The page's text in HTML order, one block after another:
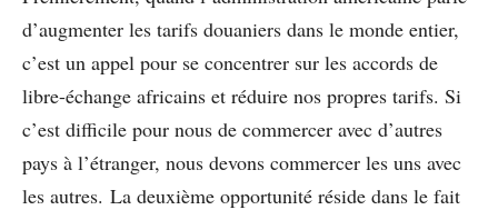
d’augmenter les tarifs douaniers dans le monde entier,
c’est un appel pour se concentrer sur les accords de
libre-échange africains et réduire nos propres tarifs. Si
c’est difficile pour nous de commercer avec d’autres
pays à l’étranger, nous devons commercer les uns avec
les autres. La deuxième opportunité réside dans le fait